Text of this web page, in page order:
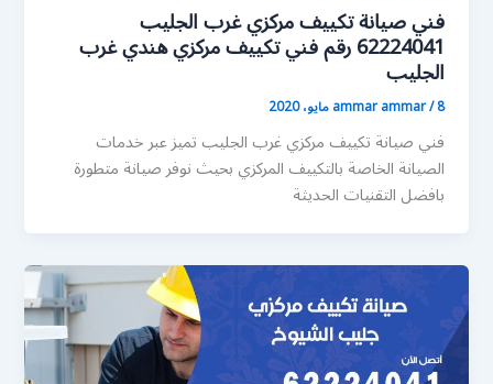
فني صيانة تكييف مركزي غرب الجليب
62224041 رقم فني تكييف مركزي هندي غرب
الجليب
ammar ammar/8 مايو، 2020
فني صيانة تكييف مركزي غرب الجليب تميز عبر خدمات
الصيانة الخاصة بالتكييف المركزي بحيث نوفر صيانة متطورة
بافضل التقنيات الحديثة